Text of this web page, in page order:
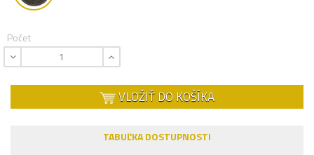
Počet
VLOŽIŤ DO KOŠÍKA
TABUĽKA DOSTUPNOSTI